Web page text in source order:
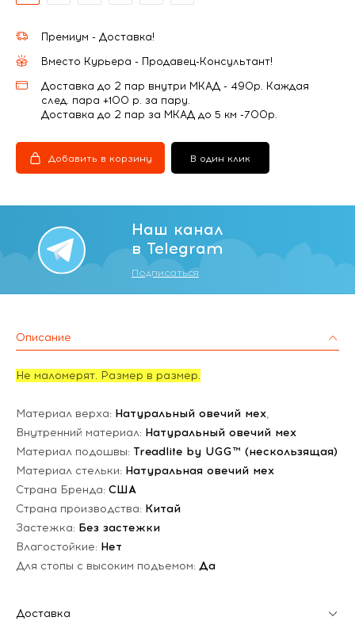
Премиум - Доставка!
Вместо Курьера - Продавец-Консультант!
Доставка до 2 пар внутри МКАД - 490р. Каждая
след. пара +100 р. за пару.
Доставка до 2 пар за МКАД до 5 км -700р.
Добавить в корзину В один клик
Наш канал
в Telegram
Подписаться
Описание
Не маломерят. Размер в размер.
Материал верха: Натуральный овечий мех,
Внутренний материал: Натуральный овечий мех
Материал подошвы: Treadlite by UGG™ (нескользящая)
Материал стельки: Натуральная овечий мех
Страна Бренда: США
Страна производства: Китай
Застежка: Без застежки
Влагостойкие: Нет
Для стопы с высоким подъемом: Да
Доставка